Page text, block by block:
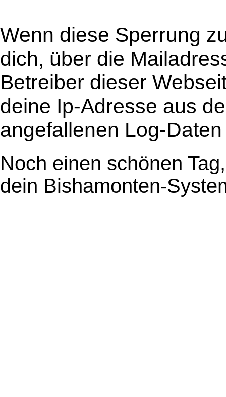
Wenn diese Sperrung
dich, über die
Betreiber dieser
deine Ip-Adresse aus
angefallenen Log-
Noch einen schönen Tag,
dein Bishamonten-